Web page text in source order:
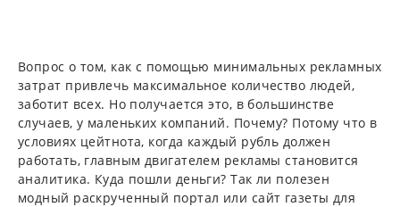
Вопрос о том, как с помощью минимальных рекламных
затрат привлечь максимальное количество людей,
заботит всех. Но получается это, в большинстве
случаев, у маленьких компаний. Почему? Потому что в
условиях цейтнота, когда каждый рубль должен
работать, главным двигателем рекламы становится
аналитика. Куда пошли деньги? Так ли полезен
модный раскрученный портал или сайт газеты для